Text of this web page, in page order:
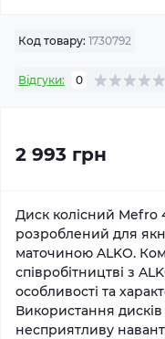
Код товару: 1730792
Відгуки: 0
2 993 грн
Диск колісний Mefro
розроблений для
маточиною ALKO.
співробітництві з
особливості та
Використання
несприятливу